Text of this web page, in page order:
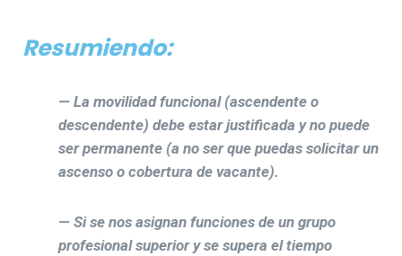
Resumiendo:
— La movilidad funcional (ascendente o
descendente) debe estar justificada y no puede
ser permanente (a no ser que puedas solicitar un
ascenso o cobertura de vacante).
— Si se nos asignan funciones de un grupo
profesional superior y se supera el tiempo